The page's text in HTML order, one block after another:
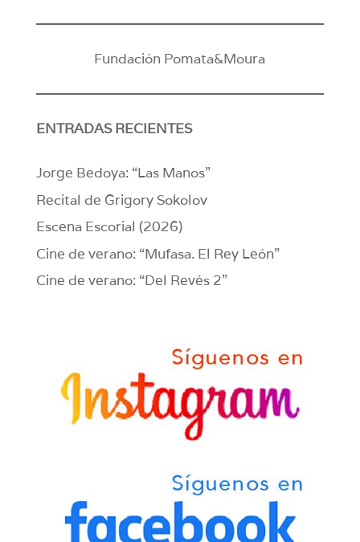
Fundación Pomata&Moura
ENTRADAS RECIENTES
Jorge Bedoya: “Las Manos”
Recital de Grigory Sokolov
Escena Escorial (2026)
Cine de verano: “Mufasa. El Rey León”
Cine de verano: “Del Revés 2”